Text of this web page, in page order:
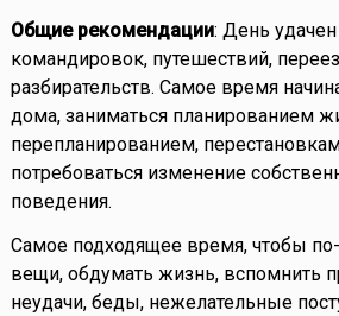
Общие рекомендации: День
командировок, путешествий,
разбирательств. Самое время
дома, заниматься планированием
перепланированием,
потребоваться изменение
поведения.
Самое подходящее время, чтобы
вещи, обдумать жизнь, вспомнить
неудачи, беды, нежелательные